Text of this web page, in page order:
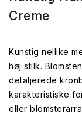
Creme
Kunstig nellike
høj stilk.
detaljerede
karakteristiske
eller